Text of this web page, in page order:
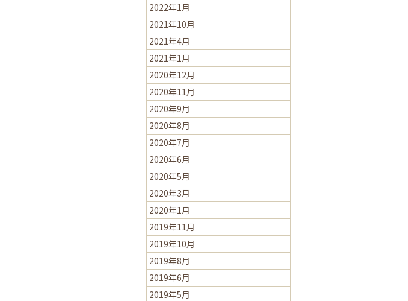
2022年1月
2021年10月
2021年4月
2021年1月
2020年12月
2020年11月
2020年9月
2020年8月
2020年7月
2020年6月
2020年5月
2020年3月
2020年1月
2019年11月
2019年10月
2019年8月
2019年6月
2019年5月